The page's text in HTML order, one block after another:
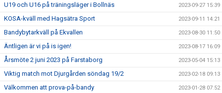
U19 och U16 på träningsläger i Bollnäs 2023-09-27 15:39
KOSA-kväll med Hagsätra Sport 2023-09-11 14:21
Bandybytarkväll på Ekvallen 2023-08-30 11:50
Äntligen är vi på is igen! 2023-08-17 16:09
Årsmöte 2 juni 2023 på Farstaborg 2023-05-04 15:13
Viktig match mot Djurgården söndag 19/2 2023-02-18 09:13
Välkommen att prova-på-bandy 2023-01-28 07:52